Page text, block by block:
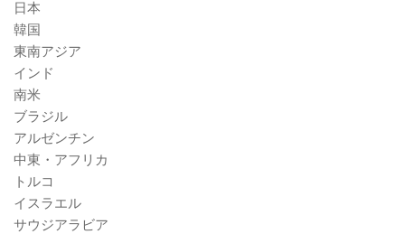
日本
韓国
東南アジア
インド
南米
ブラジル
アルゼンチン
中東・アフリカ
トルコ
イスラエル
サウジアラビア